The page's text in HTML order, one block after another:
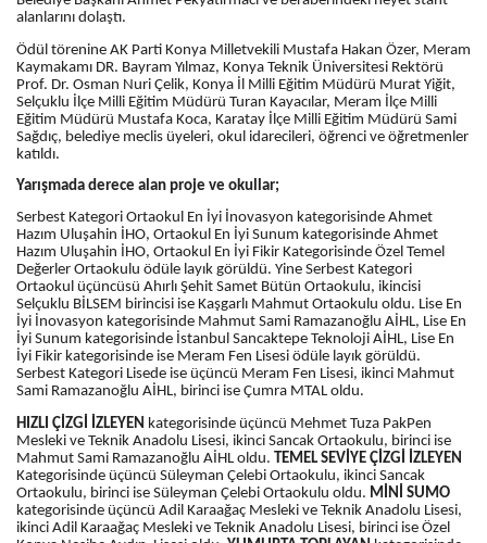
alanlarını dolaştı.
Ödül törenine AK Parti Konya Milletvekili Mustafa Hakan Özer, Meram
Kaymakamı DR. Bayram Yılmaz, Konya Teknik Üniversitesi Rektörü
Prof. Dr. Osman Nuri Çelik, Konya İl Milli Eğitim Müdürü Murat Yiğit,
Selçuklu İlçe Milli Eğitim Müdürü Turan Kayacılar, Meram İlçe Milli
Eğitim Müdürü Mustafa Koca, Karatay İlçe Milli Eğitim Müdürü Sami
Sağdıç, belediye meclis üyeleri, okul idarecileri, öğrenci ve öğretmenler
katıldı.
Yarışmada derece alan proje ve okullar;
Serbest Kategori Ortaokul En İyi İnovasyon kategorisinde Ahmet
Hazım Uluşahin İHO, Ortaokul En İyi Sunum kategorisinde Ahmet
Hazım Uluşahin İHO, Ortaokul En İyi Fikir Kategorisinde Özel Temel
Değerler Ortaokulu ödüle layık görüldü. Yine Serbest Kategori
Ortaokul üçüncüsü Ahırlı Şehit Samet Bütün Ortaokulu, ikincisi
Selçuklu BİLSEM birincisi ise Kaşgarlı Mahmut Ortaokulu oldu. Lise En
İyi İnovasyon kategorisinde Mahmut Sami Ramazanoğlu AİHL, Lise En
İyi Sunum kategorisinde İstanbul Sancaktepe Teknoloji AİHL, Lise En
İyi Fikir kategorisinde ise Meram Fen Lisesi ödüle layık görüldü.
Serbest Kategori Lisede ise üçüncü Meram Fen Lisesi, ikinci Mahmut
Sami Ramazanoğlu AİHL, birinci ise Çumra MTAL oldu.
HIZLI ÇİZGİ İZLEYEN kategorisinde üçüncü Mehmet Tuza PakPen
Mesleki ve Teknik Anadolu Lisesi, ikinci Sancak Ortaokulu, birinci ise
Mahmut Sami Ramazanoğlu AİHL oldu. TEMEL SEVİYE ÇİZGİ
İZLEYEN
Kategorisinde üçüncü Süleyman Çelebi Ortaokulu, ikinci Sancak
Ortaokulu, birinci ise Süleyman Çelebi Ortaokulu oldu. MİNİ SUMO
kategorisinde üçüncü Adil Karaağaç Mesleki ve Teknik Anadolu Lisesi,
ikinci Adil Karaağaç Mesleki ve Teknik Anadolu Lisesi, birinci ise Özel